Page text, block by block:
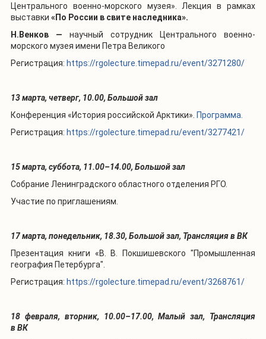
Центрального военно-морского музея». Лекция в рамках
выставки «По России в свите наследника».
Н.Венков — научный сотрудник
Центрального военно-
морского музея имени Петра Великого
Регистрация: https://rgolecture.timepad.ru/event/3271280/
13 марта, четверг, 10.00, Большой зал
Конференция «История российской Арктики». Программа.
Регистрация: https://rgolecture.timepad.ru/event/3277421/
15 марта, суббота, 11.00–14.00, Большой зал
Собрание Ленинградского областного отделения РГО.
Участие по приглашениям.
17 марта, понедельник, 18.30, Большой зал, Трансляция в ВК
Презентация книги «В. В. Покшишевского "Промышленная
география Петербурга".
Регистрация: https://rgolecture.timepad.ru/event/3268761/
18 февраля, вторник, 10.00–17.00, Малый зал, Трансляция
в ВК